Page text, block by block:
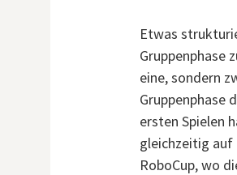
Etwas
Gruppenphase
eine, sondern
Gruppenphase
ersten Spielen
gleichzeitig auf
RoboCup, wo